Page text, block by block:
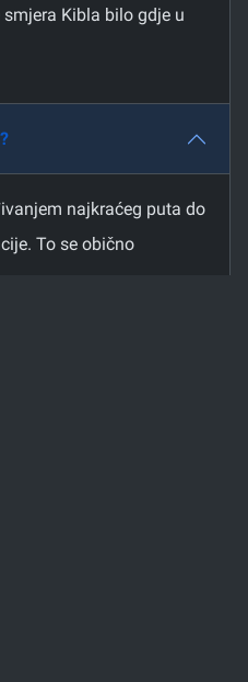
Kibla bilo gdje u
najkraćeg puta do
To se obično